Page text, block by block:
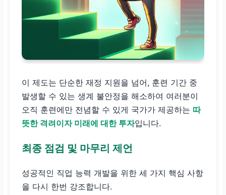
이 제도는 단순한 재정 지원을 넘어, 훈련 기간 중
발생할 수 있는 생계 불안정을 해소하여 여러분이
오직 훈련에만 전념할 수 있게 국가가 제공하는 따
뜻한 격려이자 미래에 대한 투자입니다.
최종 점검 및 마무리 제언
성공적인 직업 능력 개발을 위한 세 가지 핵심 사항
을 다시 한번 강조합니다.